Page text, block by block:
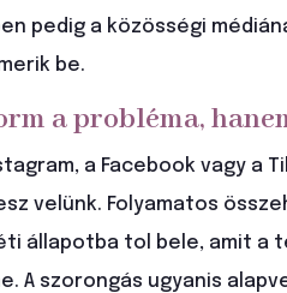
pedig a közösségi
be.
a probléma,
a Facebook vagy a
velünk. Folyamatos
állapotba tol bele, amit a
A szorongás ugyanis